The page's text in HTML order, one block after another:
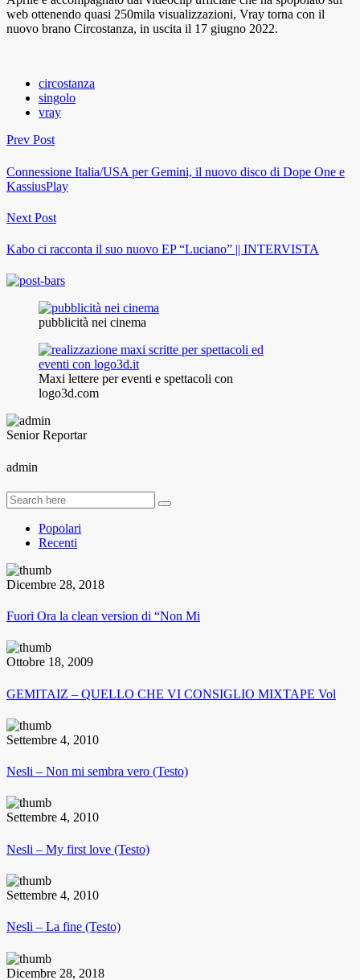
web ottenendo quasi 250mila visualizzazioni, Vray torna con il
nuovo brano Circostanza, in uscita il 17 giugno 2022.
circostanza
singolo
vray
Prev Post
Connessione Italia/USA per Gemini, il nuovo disco di Dope One e
KassiusPlay
Next Post
Kabo ci racconta il suo nuovo EP “Luciano” || INTERVISTA
pubblicità nei cinema
Maxi lettere per eventi e spettacoli con
logo3d.com
Senior Reportar
admin
Popolari
Recenti
Dicembre 28, 2018
Fuori Ora la clean version di “Non Mi
Ottobre 18, 2009
GEMITAIZ – QUELLO CHE VI CONSIGLIO MIXTAPE Vol
Settembre 4, 2010
Nesli – Non mi sembra vero (Testo)
Settembre 4, 2010
Nesli – My first love (Testo)
Settembre 4, 2010
Nesli – La fine (Testo)
Dicembre 28, 2018